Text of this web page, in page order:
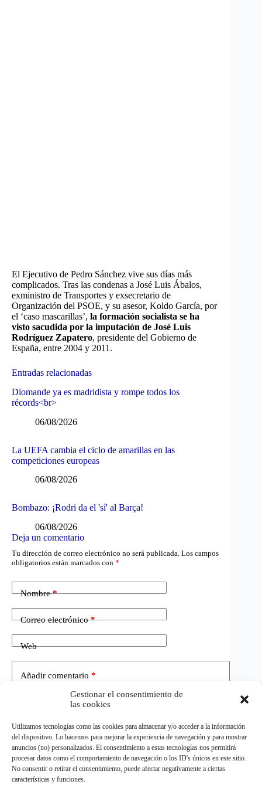
Gestionar el consentimiento de
las cookies
Utilizamos tecnologías como las cookies para almacenar y/o acceder a la información
del dispositivo. Lo hacemos para mejorar la experiencia de navegación y para mostrar
anuncios (no) personalizados. El consentimiento a estas tecnologías nos permitirá
procesar datos como el comportamiento de navegación o los ID's únicos en este sitio.
No consentir o retirar el consentimiento, puede afectar negativamente a ciertas
características y funciones.
El Ejecutivo de Pedro Sánchez vive sus días más
complicados. Tras las condenas a José Luis Ábalos,
exministro de Transportes y exsecretario de
Organización del PSOE, y su asesor, Koldo García, por
el ‘caso mascarillas’, la formación socialista se ha
visto sacudida por la imputación de José Luis
Rodríguez Zapatero, presidente del Gobierno de
España, entre 2004 y 2011.
Entradas relacionadas
Diomande ya es madridista y rompe todos los
récords<br>
06/08/2026
La UEFA cambia el ciclo de amarillas en las
competiciones europeas
06/08/2026
Bombazo: ¡Rodri da el 'sí' al Barça!
06/08/2026
Deja un comentario
Tu dirección de correo electrónico no será publicada. Los campos
obligatorios están marcados con *
Nombre*
Correo electrónico*
Web
Añadir comentario *
Publicar el comentario